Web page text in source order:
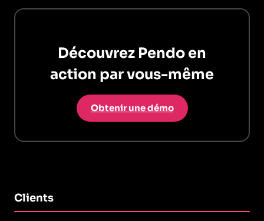
Découvrez Pendo en
action par vous-même
Obtenir une démo
Clients